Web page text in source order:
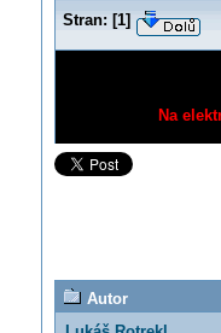
Stran: [1]
Na
Autor